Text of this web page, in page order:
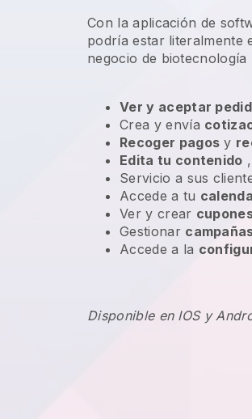
Con la aplicación de
podría estar
negocio de biotecnología
Ver y aceptar
Crea y envía
Recoger pagos y
Edita tu contenido
Servicio a sus
Accede a tu
Ver y crear
Gestionar
Accede a la
Disponible en IOS y